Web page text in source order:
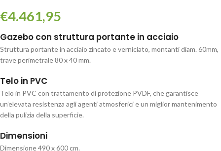
€4.461,95
Gazebo con struttura portante in acciaio
Struttura portante in acciaio zincato e verniciato, montanti diam. 60mm,
trave perimetrale 80 x 40 mm.
Telo in PVC
Telo in PVC con trattamento di protezione PVDF, che garantisce
un’elevata resistenza agli agenti atmosferici e un miglior mantenimento
della pulizia della superficie.
Dimensioni
Dimensione 490 x 600 cm.